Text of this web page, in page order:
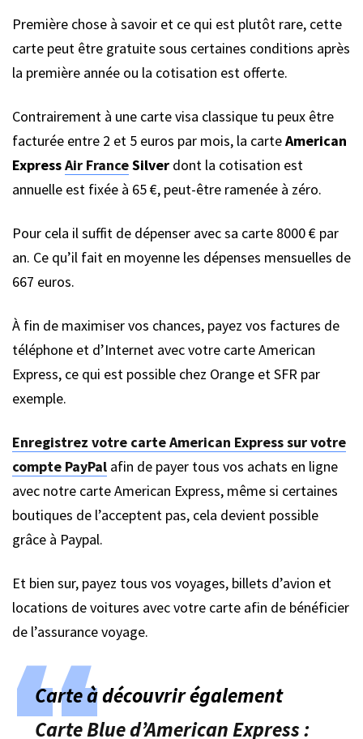
Première chose à savoir et ce qui est plutôt rare, cette
carte peut être gratuite sous certaines conditions après
la première année ou la cotisation est offerte.
Contrairement à une carte visa classique tu peux être
facturée entre 2 et 5 euros par mois, la carteAmerican
ExpressAir FranceSilver dont la cotisation est
annuelle est fixée à 65 €, peut-être ramenée à zéro.
Pour cela il suffit de dépenser avec sa carte 8000 € par
an. Ce qu’il fait en moyenne les dépenses mensuelles de
667 euros.
À fin de maximiser vos chances, payez vos factures de
téléphone et d’Internet avec votre carte American
Express, ce qui est possible chez Orange et SFR par
exemple.
Enregistrez votre carte American Express sur votre
compte PayPal afin de payer tous vos achats en ligne
avec notre carte American Express, même si certaines
boutiques de l’acceptent pas, cela devient possible
grâce à Paypal.
Et bien sur, payez tous vos voyages, billets d’avion et
locations de voitures avec votre carte afin de bénéficier
de l’assurance voyage.
Carte à découvrir également
Carte Blue d’American Express :